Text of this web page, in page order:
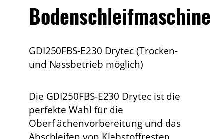
Bodenschleifmaschine
GDI250FBS-E230 Drytec (Trocken-
und Nassbetrieb möglich)
Die GDI250FBS-E230 Drytec ist die
perfekte Wahl für die
Oberflächenvorbereitung und das